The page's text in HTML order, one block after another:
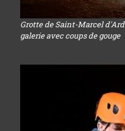
Grotte de Saint-Marcel
galerie avec coups de gouge